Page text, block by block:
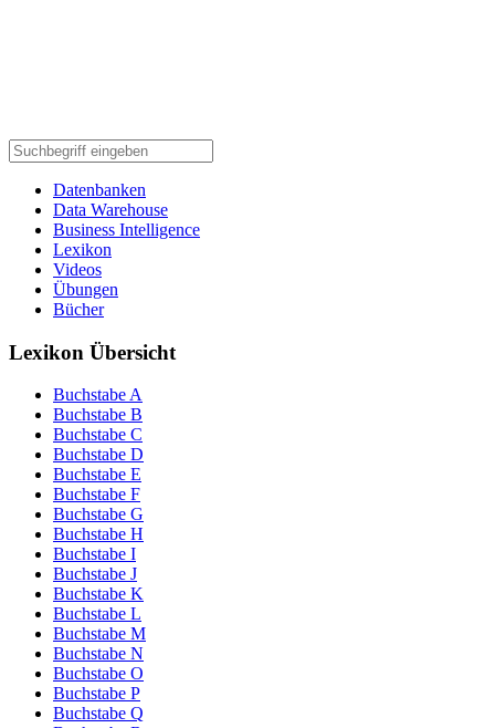
Datenbanken
Data Warehouse
Business Intelligence
Lexikon
Videos
Übungen
Bücher
Lexikon Übersicht
Buchstabe A
Buchstabe B
Buchstabe C
Buchstabe D
Buchstabe E
Buchstabe F
Buchstabe G
Buchstabe H
Buchstabe I
Buchstabe J
Buchstabe K
Buchstabe L
Buchstabe M
Buchstabe N
Buchstabe O
Buchstabe P
Buchstabe Q